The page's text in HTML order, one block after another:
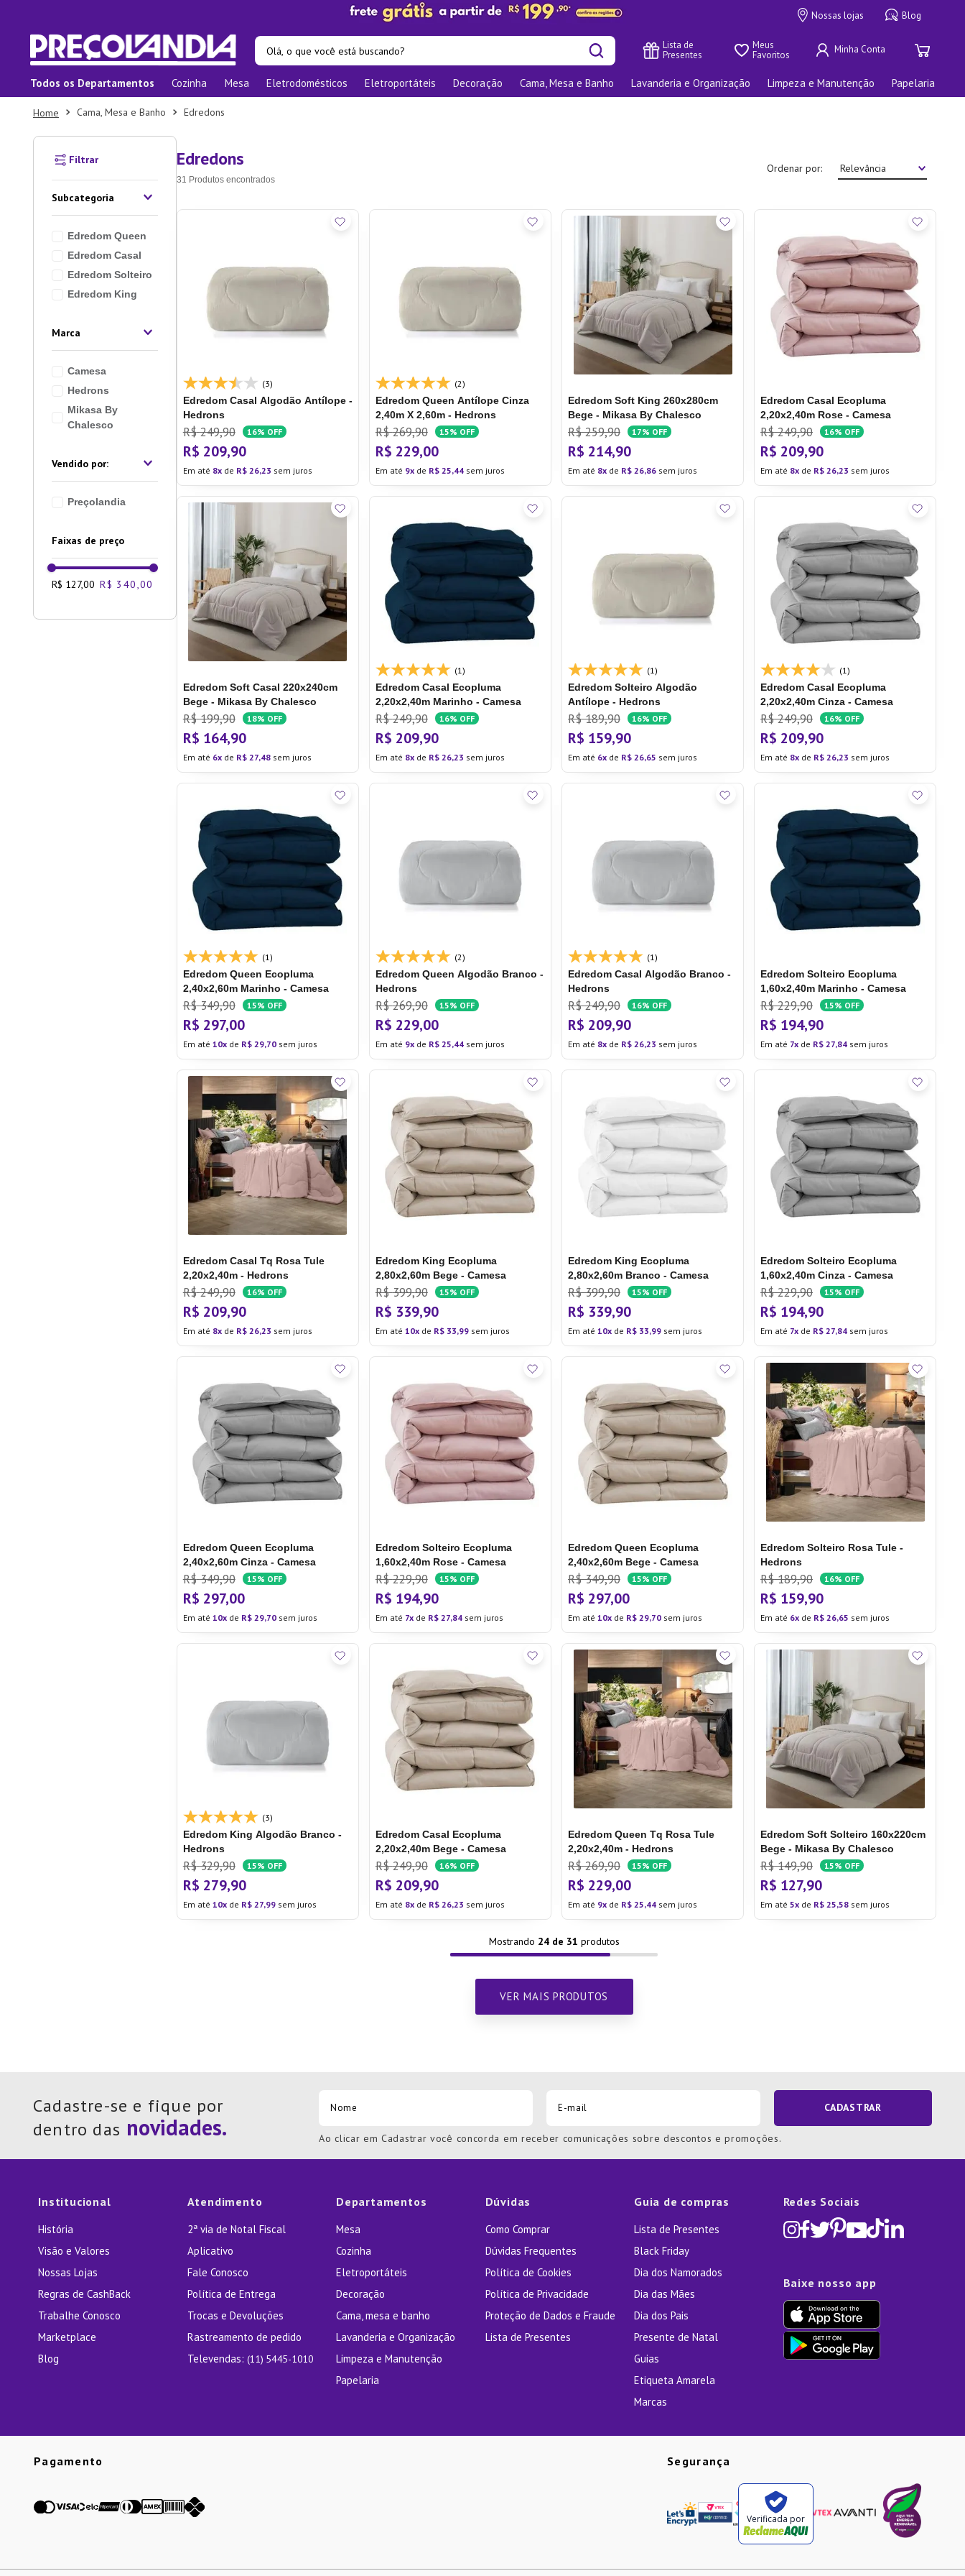
Nossas lojas Blog
Olá, o que você está buscando?
Lista de
Presentes
Meus
Favoritos
Todos os Departamentos Cozinha Mesa Eletrodomésticos Eletroportáteis Decoração Cama, Mesa e Banho Lavanderia e Organização Limpeza e Manutenção Papelaria
Cama, Mesa e Banho Edredons
Subcategoria
Edredom Queen
Edredom Casal
Edredom Solteiro
Edredom King
Marca
Camesa
Hedrons
Mikasa By
Chalesco
Preçolandia
Faixas de preço
R$ 127,00 R$ 340,00
Edredons
31 Produtos
Ordenar por Relevância
(3)
Edredom Casal Algodão Antílope -
Hedrons
R$ 249,90 16% OFF
R$ 209,90
Em até 8 de R$ 26,23 sem juros
(2)
Edredom Queen Antílope Cinza
2,40m X 2,60m - Hedrons
R$ 269,90 15% OFF
R$ 229,00
Em até 9 de R$ 25,44sem juros
Edredom Soft King 260x280cm
Bege - Mikasa By Chalesco
R$ 259,90 17% OFF
R$ 214,90
Em até 8 de R$ 26,86sem juros
Edredom Casal Ecopluma
2,20x2,40m Rose - Camesa
R$ 249,90 16% OFF
R$ 209,90
Em até 8 de R$ 26,23 sem juros
Edredom Soft Casal 220x240cm
Bege - Mikasa By Chalesco
R$ 199,90 18% OFF
R$ 164,90
Em até 6 de R$ 27,48sem juros
(1)
Edredom Casal Ecopluma
2,20x2,40m Marinho - Camesa
R$ 249,90 16% OFF
R$ 209,90
Em até 8 de R$ 26,23 sem juros
(1)
Edredom Solteiro Algodão
Antílope - Hedrons
R$ 189,90 16% OFF
R$ 159,90
Em até 6 de R$ 26,65 sem juros
(1)
Edredom Casal Ecopluma
2,20x2,40m Cinza - Camesa
R$ 249,90 16% OFF
R$ 209,90
Em até 8 de R$ 26,23 sem juros
(1)
Edredom Queen Ecopluma
2,40x2,60m Marinho - Camesa
R$ 349,90 15% OFF
R$ 297,00
Em até 10 de R$ 29,70sem juros
(2)
Edredom Queen Algodão Branco -
Hedrons
R$ 269,90 15% OFF
R$ 229,00
Em até 9 de R$ 25,44sem juros
(1)
Edredom Casal Algodão Branco -
Hedrons
R$ 249,90 16% OFF
R$ 209,90
Em até 8 de R$ 26,23 sem juros
Edredom Solteiro Ecopluma
1,60x2,40m Marinho - Camesa
R$ 229,90 15% OFF
R$ 194,90
Em até 7 de R$ 27,84 sem juros
Edredom Casal Tq Rosa Tule
2,20x2,40m - Hedrons
R$ 249,90 16% OFF
R$ 209,90
Em até 8 de R$ 26,23 sem juros
Edredom King Ecopluma
2,80x2,60m Bege - Camesa
R$ 399,90 15% OFF
R$ 339,90
Em até 10 de R$ 33,99sem juros
Edredom King Ecopluma
2,80x2,60m Branco - Camesa
R$ 399,90 15% OFF
R$ 339,90
Em até 10 de R$ 33,99sem juros
Edredom Solteiro Ecopluma
1,60x2,40m Cinza - Camesa
R$ 229,90 15% OFF
R$ 194,90
Em até 7 de R$ 27,84 sem juros
Edredom Queen Ecopluma
2,40x2,60m Cinza - Camesa
R$ 349,90 15% OFF
R$ 297,00
Em até 10 de R$ 29,70sem juros
Edredom Solteiro Ecopluma
1,60x2,40m Rose - Camesa
R$ 229,90 15% OFF
R$ 194,90
Em até 7 de R$ 27,84sem juros
Edredom Queen Ecopluma
2,40x2,60m Bege - Camesa
R$ 349,90 15% OFF
R$ 297,00
Em até 10 de R$ 29,70sem juros
Edredom Solteiro Rosa Tule -
Hedrons
R$ 189,90 16% OFF
R$ 159,90
Em até 6 de R$ 26,65 sem juros
(3)
Edredom King Algodão Branco -
Hedrons
R$ 329,90 15% OFF
R$ 279,90
Em até 10 de R$ 27,99sem juros
Edredom Casal Ecopluma
2,20x2,40m Bege - Camesa
R$ 249,90 16% OFF
R$ 209,90
Em até 8 de R$ 26,23 sem juros
Edredom Queen Tq Rosa Tule
2,20x2,40m - Hedrons
R$ 269,90 15% OFF
R$ 229,00
Em até 9 de R$ 25,44sem juros
Edredom Soft Solteiro 160x220cm
Bege - Mikasa By Chalesco
R$ 149,90 15% OFF
R$ 127,90
Em até5 de R$ 25,58 sem juros
Mostrando 24 de 31
Cadastre-se e fique por
dentro das
CADASTRAR
Ao clicar em Cadastrar você concorda em receber comunicações sobre descontos e promoções.
Institucional
História
Visão e Valores
Nossas Lojas
Regras de CashBack
Trabalhe Conosco
Marketplace
Blog
Atendimento
2ª via de Notal Fiscal
Aplicativo
Fale Conosco
Política de Entrega
Trocas e Devoluções
Rastreamento de pedido
Televendas: (11) 5445-1010
Departamentos
Mesa
Cozinha
Eletroportáteis
Decoração
Cama, mesa e banho
Lavanderia e Organização
Limpeza e Manutenção
Papelaria
Dúvidas
Como Comprar
Dúvidas Frequentes
Política de Cookies
Política de Privacidade
Proteção de Dados e Fraude
Lista de Presentes
Guia de compras
Lista de Presentes
Black Friday
Dia dos Namorados
Dia das Mães
Dia dos Pais
Presente de Natal
Guias
Etiqueta Amarela
Marcas
Redes Sociais
Baixe nosso app
Pagamento Segurança
Verificada por
Termos mais buscados
5º
Prato
Xicara
Tapete
10º Lixeira